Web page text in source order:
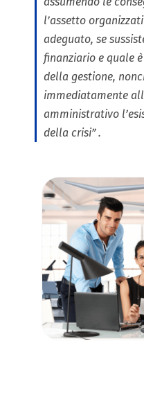
l’assetto
adeguato, se
finanziario e quale
della gestione,
immediatamente
amministrativo
della crisi” .